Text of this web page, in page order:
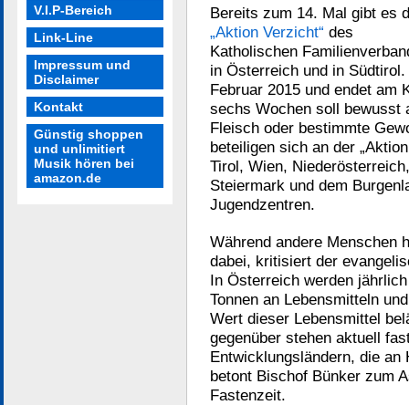
V.I.P-Bereich
Link-Line
Impressum und
Disclaimer
Kontakt
Günstig shoppen
und unlimitiert
Musik hören bei
amazon.de
Bereits zum 14. Mal gibt es
„Aktion Verzicht“ des
Katholischen
in Österreich und in
Februar 2015 und endet am
sechs Wochen soll bewusst
Fleisch oder bestimmte
beteiligen sich an der
Tirol, Wien,
Steiermark und dem
Jugendzentren.
Während andere Menschen
dabei, kritisiert der
In Österreich werden
Tonnen an Lebensmitteln
Wert dieser Lebensmittel
gegenüber stehen aktuell
Entwicklungsländern, die an
betont Bischof Bünker zum
Fastenzeit.